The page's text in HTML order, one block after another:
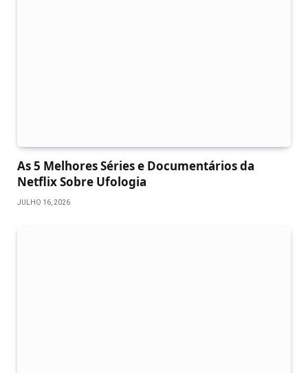
As 5 Melhores Séries e Documentários da
Netflix Sobre Ufologia
JULHO 16, 2026